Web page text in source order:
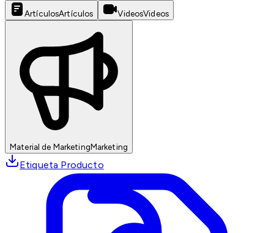
ArtículosArtículos VideosVideos
Material de MarketingMarketing
Etiqueta Producto